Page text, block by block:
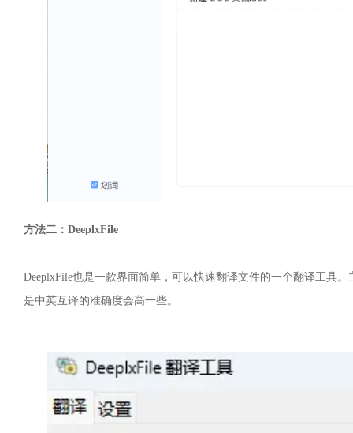
方法二：DeeplxFile
DeeplxFile也是一款界面简单，可以快速翻译文件的一个翻译工具
是中英互译的准确度会高一些。